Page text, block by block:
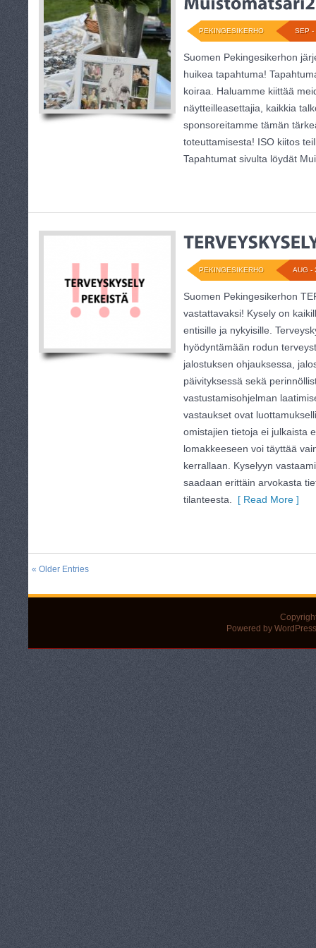
SEP -
PEKINGESIKERHO
Suomen Pekingesikerhon
huikea tapahtuma!
koiraa. Haluamme kiittää
näytteilleasettajia, kaikkia
sponsoreitamme tämän
toteuttamisesta! ISO kiitos
Tapahtumat sivulta löydät
AUG -
PEKINGESIKERHO
Suomen Pekingesikerhon
vastattavaksi! Kysely on
entisille ja nykyisille.
hyödyntämään rodun
jalostuksen ohjauksessa,
päivityksessä sekä
vastustamisohjelman
vastaukset ovat
omistajien tietoja ei julkaista
lomakkeeseen voi täyttää
kerrallaan. Kyselyyn
saadaan erittäin arvokasta
tilanteesta.
[ Read More ]
« Older Entries
Powered by